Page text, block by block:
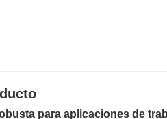
para aplicaciones de